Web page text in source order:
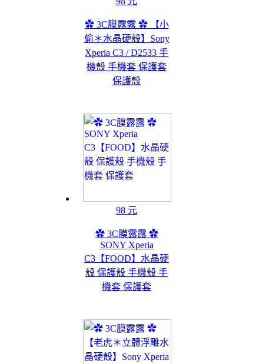
✿ 3C膜露露 ✿ 【小
偷＊水晶硬殼】Sony
Xperia C3 / D2533 手
機殼 手機套 保護套
保護殼
98 元
✿ 3C膜露露 ✿
SONY Xperia
C3【FOOD】水晶硬
殼 保護殼 手機殼 手
機套 保護套